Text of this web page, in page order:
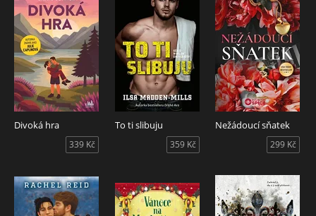
Divoká hra
339 Kč
To ti slibuju
359 Kč
Nežádoucí sňatek
299 Kč